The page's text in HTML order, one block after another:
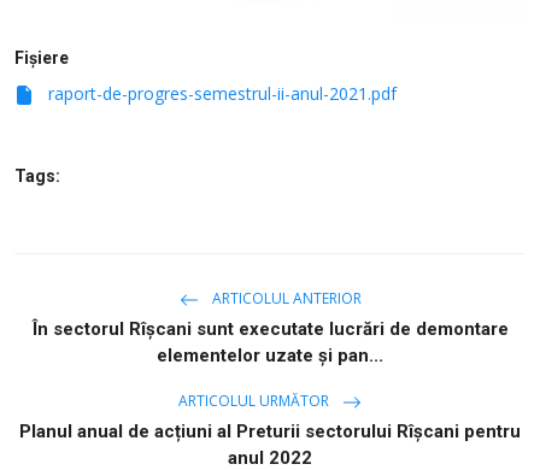
Fișiere
raport-de-progres-semestrul-ii-anul-2021.pdf
Tags:
ARTICOLUL ANTERIOR
În sectorul Rîşcani sunt executate lucrări de demontare
elementelor uzate și pan...
ARTICOLUL URMĂTOR
Planul anual de acțiuni al Preturii sectorului Rîșcani pentru
anul 2022